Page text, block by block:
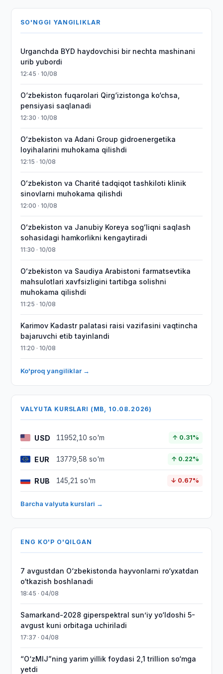
SO'NGGI YANGILIKLAR
Urganchda BYD haydovchisi bir nechta mashinani
urib yubordi
12:45 · 10/08
O‘zbekiston fuqarolari Qirg‘izistonga ko‘chsa,
pensiyasi saqlanadi
12:30 · 10/08
Oʻzbekiston va Adani Group gidroenergetika
loyihalarini muhokama qilishdi
12:15 · 10/08
Oʻzbekiston va Charité tadqiqot tashkiloti klinik
sinovlarni muhokama qilishdi
12:00 · 10/08
Oʻzbekiston va Janubiy Koreya sogʻliqni saqlash
sohasidagi hamkorlikni kengaytiradi
11:30 · 10/08
Oʻzbekiston va Saudiya Arabistoni farmatsevtika
mahsulotlari xavfsizligini tartibga solishni
muhokama qilishdi
11:25 · 10/08
Karimov Kadastr palatasi raisi vazifasini vaqtincha
bajaruvchi etib tayinlandi
11:20 · 10/08
Ko'proq yangiliklar →
VALYUTA KURSLARI (MB, 10.08.2026)
USD 11952,10 so'm ↑ 0.31%
EUR 13779,58 so'm ↑ 0.22%
RUB 145,21 so'm ↓ 0.67%
Barcha valyuta kurslari →
ENG KO'P O'QILGAN
7 avgustdan O‘zbekistonda hayvonlarni ro‘yxatdan
o‘tkazish boshlanadi
18:45 · 04/08
Samarkand-2028 giperspektral sun’iy yo‘ldoshi 5-
avgust kuni orbitaga uchiriladi
17:37 · 04/08
“O‘zMIJ”ning yarim yillik foydasi 2,1 trillion so‘mga
yetdi